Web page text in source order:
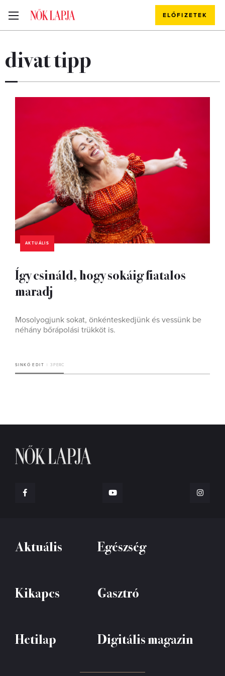
ELŐFIZETEK
divat tipp
AKTUÁLIS
Így csináld, hogy sokáig fiatalos
maradj
Mosolyogjunk sokat, önkénteskedjünk és vessünk be
néhány bőrápolási trükköt is.
SINKÓ EDIT 3 PERC
Aktuális Egészség
Kikapcs Gasztró
Hetilap Digitális magazin